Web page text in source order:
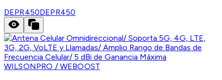
DEPR450DEPR450
WILSONPRO / WEBOOST